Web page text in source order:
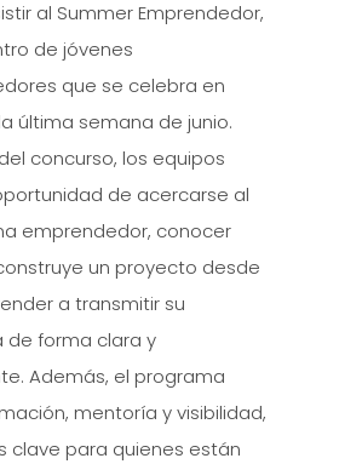
al Summer Emprendedor,
de jóvenes
que se celebra en
última semana de junio.
concurso, los equipos
de acercarse al
emprendedor, conocer
un proyecto desde
a transmitir su
de forma clara y
Además, el programa
mentoría y visibilidad,
clave para quienes están